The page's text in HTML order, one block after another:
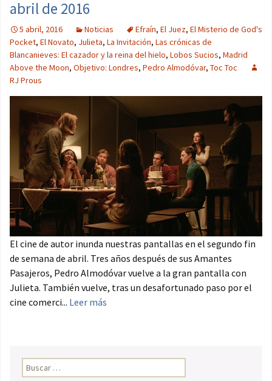
abril de 2016
5 abril, 2016 Noticias Efraín, El Juez, El Misterio de God's
Pocket, El Novato, Julieta, La Invitación, Las crónicas de
Blancanieves: El cazador y la reina del hielo, Lobos Sucios, Madrid
Above the Moon, Objetivo: Londres, Pedro Almodóvar, Toc Toc
RJ Prous
El cine de autor inunda nuestras pantallas en el segundo fin
de semana de abril. Tres años después de sus Amantes
Pasajeros, Pedro Almodóvar vuelve a la gran pantalla con
Julieta. También vuelve, tras un desafortunado paso por el
cine comerci... Leer más
Buscar: